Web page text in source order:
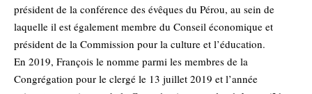
président de la conférence des évêques du Pérou, au sein de
laquelle il est également membre du Conseil économique et
président de la Commission pour la culture et l’éducation.
En 2019, François le nomme parmi les membres de la
Congrégation pour le clergé le 13 juillet 2019 et l’année